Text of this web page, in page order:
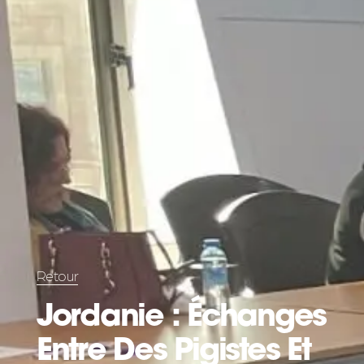
Retour
Jordanie : Échanges
Entre Des Pigistes Et